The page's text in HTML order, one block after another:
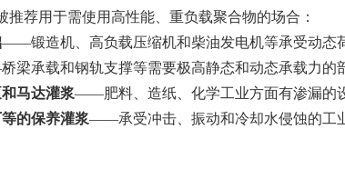
推荐用于需使用高性能、重负载聚合物的场合：
——锻造机、高负载压缩机和柴油发电机等承受动态
梁承载和钢轨支撑等需要极高静态和动态承载力的
马达灌浆——肥料、造纸、化学工业方面有渗漏的
的保养灌浆——承受冲击、振动和冷却水侵蚀的工